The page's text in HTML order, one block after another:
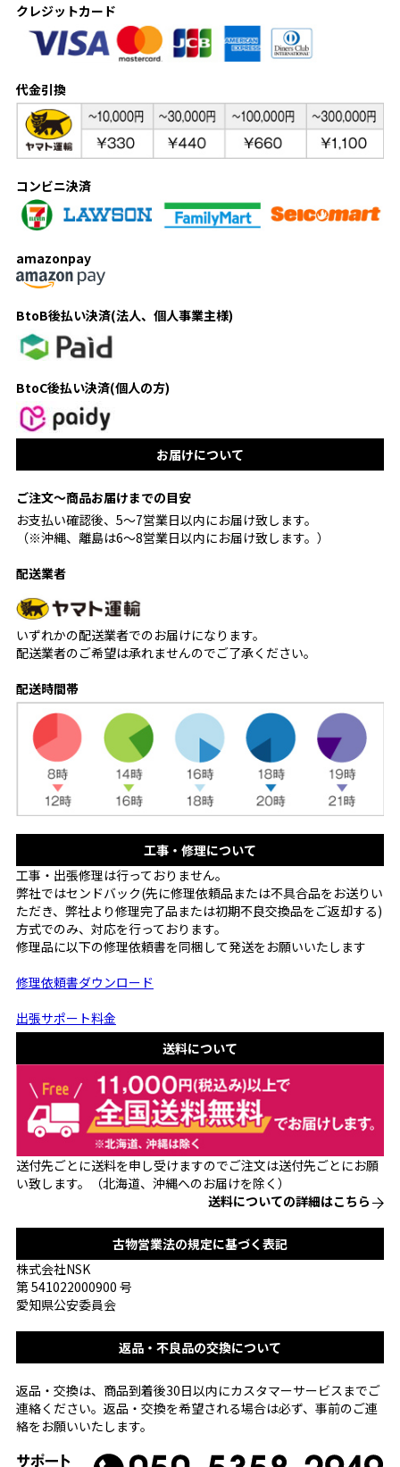
クレジットカード
代金引換
コンビニ決済
amazonpay
BtoB後払い決済(法人、個人事業主様)
BtoC後払い決済(個人の方)
お届けについて
ご注文〜商品お届けまでの目安
お支払い確認後、5〜7営業日以内にお届け致します。
（※沖縄、離島は6〜8営業日以内にお届け致します。）
配送業者
いずれかの配送業者でのお届けになります。
配送業者のご希望は承れませんのでご了承ください。
配送時間帯
工事・修理について
工事・出張修理は行っておりません。
弊社ではセンドバック(先に修理依頼品または不具合品をお送りい
ただき、弊社より修理完了品または初期不良交換品をご返却する)
方式でのみ、対応を行っております。
修理品に以下の修理依頼書を同梱して発送をお願いいたします
修理依頼書ダウンロード
出張サポート料金
送料について
送付先ごとに送料を申し受けますのでご注文は送付先ごとにお願
い致します。（北海道、沖縄へのお届けを除く）
送料についての詳細はこちら
古物営業法の規定に基づく表記
株式会社NSK
第 541022000900 号
愛知県公安委員会
返品・不良品の交換について
返品・交換は、商品到着後30日以内にカスタマーサービスまでご
連絡ください。返品・交換を希望される場合は必ず、事前のご連
絡をお願いいたします。